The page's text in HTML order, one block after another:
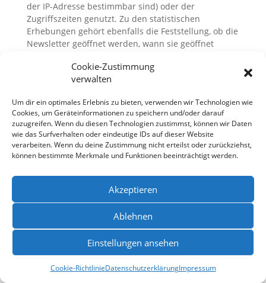
Cookie-Zustimmung
verwalten
Um dir ein optimales Erlebnis zu bieten, verwenden wir Technologien wie
Cookies, um Geräteinformationen zu speichern und/oder darauf
zuzugreifen. Wenn du diesen Technologien zustimmst, können wir Daten
wie das Surfverhalten oder eindeutige IDs auf dieser Website
verarbeiten. Wenn du deine Zustimmung nicht erteilst oder zurückziehst,
können bestimmte Merkmale und Funktionen beeinträchtigt werden.
Akzeptieren
Ablehnen
Einstellungen ansehen
Cookie-RichtlinieDatenschutzerklärungImpressum
der IP-Adresse bestimmbar sind) oder der
Zugriffszeiten genutzt. Zu den statistischen
Erhebungen gehört ebenfalls die Feststellung, ob die
Newsletter geöffnet werden, wann sie geöffnet
Informationen können aus technischen Gründen
zwar den einzelnen Newsletterempfängern
Bestreben, noch, sofern eingesetzt, das des
Versanddienstleisters, einzelne Nutzer zu
beobachten. Die Auswertungen dienen uns viel
mehr dazu, die Lesegewohnheiten unserer Nutzer zu
erkennen und unsere Inhalte auf sie anzupassen
Jetpack (WordPress Stats)
Wir nutzen auf Grundlage unserer berechtigten
Optimierung und wirtschaftlichem Betrieb unseres
Onlineangebotes im Sinne des Art. 6 Abs. 1 lit. f.
DSGVO) das Plugin Jetpack (hier die Unterfunktion